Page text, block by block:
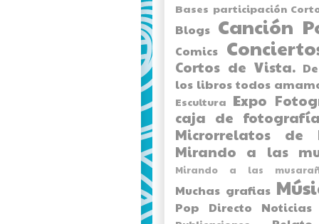
Bases participación
Blogs Canción
Comics
Cortos de Vista.
los libros todos
Escultura Expo
caja de
Microrrelatos de
Mirando a las
Mirando a las
Muchas grafias
Pop Directo Noticias